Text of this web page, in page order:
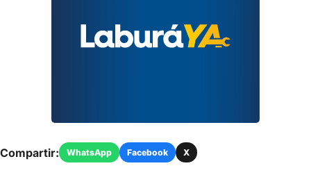
Compartir: WhatsApp Facebook X